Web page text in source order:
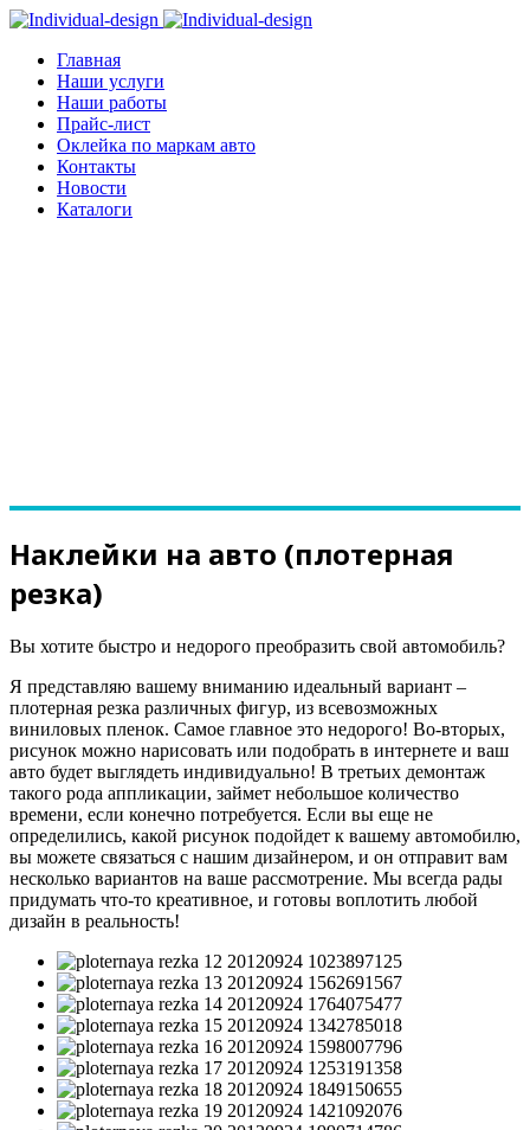
Главная
Наши услуги
Наши работы
Прайс-лист
Оклейка по маркам авто
Контакты
Новости
Каталоги
Наклейки на авто (плотерная
резка)
Вы хотите быстро и недорого преобразить свой автомобиль?
Я представляю вашему вниманию идеальный вариант –
плотерная резка различных фигур, из всевозможных
виниловых пленок. Самое главное это недорого! Во-вторых,
рисунок можно нарисовать или подобрать в интернете и ваш
авто будет выглядеть индивидуально! В третьих демонтаж
такого рода аппликации, займет небольшое количество
времени, если конечно потребуется. Если вы еще не
определились, какой рисунок подойдет к вашему автомобилю,
вы можете связаться с нашим дизайнером, и он отправит вам
несколько вариантов на ваше рассмотрение. Мы всегда рады
придумать что-то креативное, и готовы воплотить любой
дизайн в реальность!